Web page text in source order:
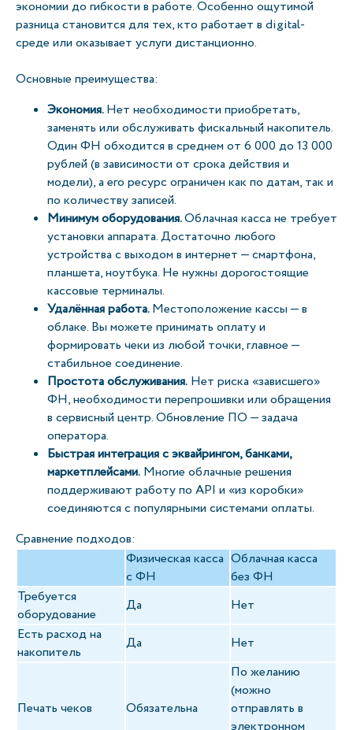
экономии до гибкости в работе. Особенно ощутимой
разница становится для тех, кто работает в digital-
среде или оказывает услуги дистанционно.
Основные преимущества:
Экономия.Нет необходимости приобретать,
заменять или обслуживать фискальный накопитель.
Один ФН обходится в среднем от 6 000 до 13 000
рублей (в зависимости от срока действия и
модели), а его ресурс ограничен как по датам, так и
по количеству записей.
Минимум оборудования.Облачная касса не требует
установки аппарата. Достаточно любого
устройства с выходом в интернет — смартфона,
планшета, ноутбука. Не нужны дорогостоящие
кассовые терминалы.
Удалённая работа.Местоположение кассы — в
облаке. Вы можете принимать оплату и
формировать чеки из любой точки, главное —
стабильное соединение.
Простота обслуживания. Нет риска «зависшего»
ФН, необходимости перепрошивки или обращения
в сервисный центр. Обновление ПО — задача
оператора.
Быстрая интеграция с эквайрингом, банками,
маркетплейсами. Многие облачные решения
поддерживают работу по API и «из коробки»
соединяются с популярными системами оплаты.
Сравнение подходов:
Физическая касса
с ФН
Облачная касса
без ФН
Требуется
оборудование
Да
Нет
Есть расход на
накопитель
Да Нет
Печать чеков Обязательна
По желанию
(можно
отправлять в